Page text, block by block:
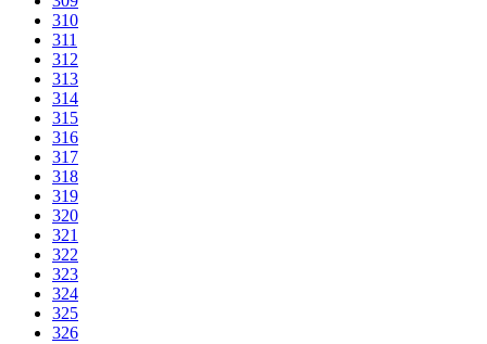
310
311
312
313
314
315
316
317
318
319
320
321
322
323
324
325
326